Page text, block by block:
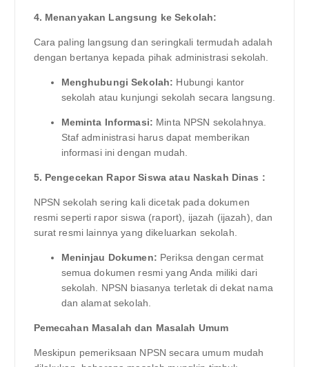
4. Menanyakan Langsung ke Sekolah:
Cara paling langsung dan seringkali termudah adalah
dengan bertanya kepada pihak administrasi sekolah.
Menghubungi Sekolah: Hubungi kantor
sekolah atau kunjungi sekolah secara langsung.
Meminta Informasi: Minta NPSN sekolahnya.
Staf administrasi harus dapat memberikan
informasi ini dengan mudah.
5. Pengecekan Rapor Siswa atau Naskah Dinas :
NPSN sekolah sering kali dicetak pada dokumen
resmi seperti rapor siswa (raport), ijazah (ijazah), dan
surat resmi lainnya yang dikeluarkan sekolah.
Meninjau Dokumen: Periksa dengan cermat
semua dokumen resmi yang Anda miliki dari
sekolah. NPSN biasanya terletak di dekat nama
dan alamat sekolah.
Pemecahan Masalah dan Masalah Umum
Meskipun pemeriksaan NPSN secara umum mudah